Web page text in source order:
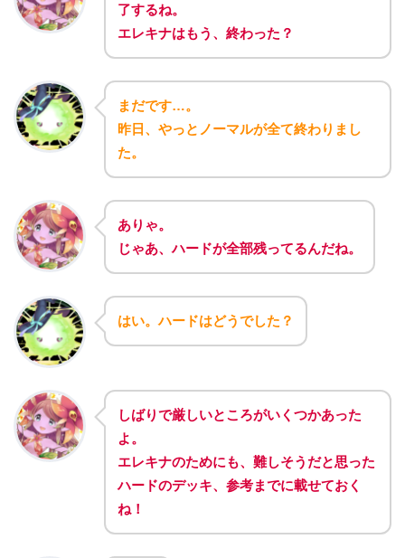
了するね。
エレキナはもう、終わった？
まだです…。
昨日、やっとノーマルが全て終わりまし
た。
ありゃ。
じゃあ、ハードが全部残ってるんだね。
はい。ハードはどうでした？
しばりで厳しいところがいくつかあった
よ。
エレキナのためにも、難しそうだと思った
ハードのデッキ、参考までに載せておく
ね！